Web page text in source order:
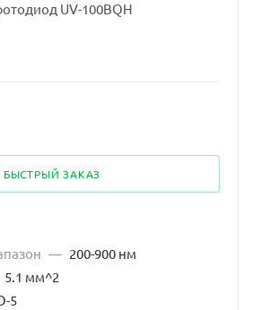
UV-100BQH
БЫСТРЫЙ ЗАКАЗ
— 200-900 нм
5.1 мм^2
5